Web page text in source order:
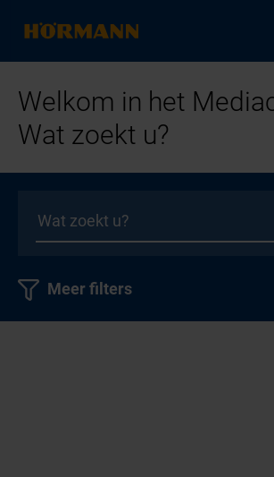
Welkom in het
Wat zoekt u?
Meer filters